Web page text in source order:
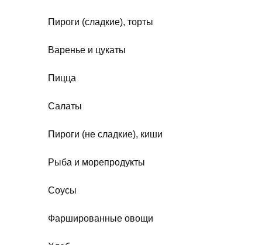
Пироги (сладкие), торты
Варенье и цукаты
Пицца
Салаты
Пироги (не сладкие), киши
Рыба и морепродукты
Соусы
Фаршированные овощи